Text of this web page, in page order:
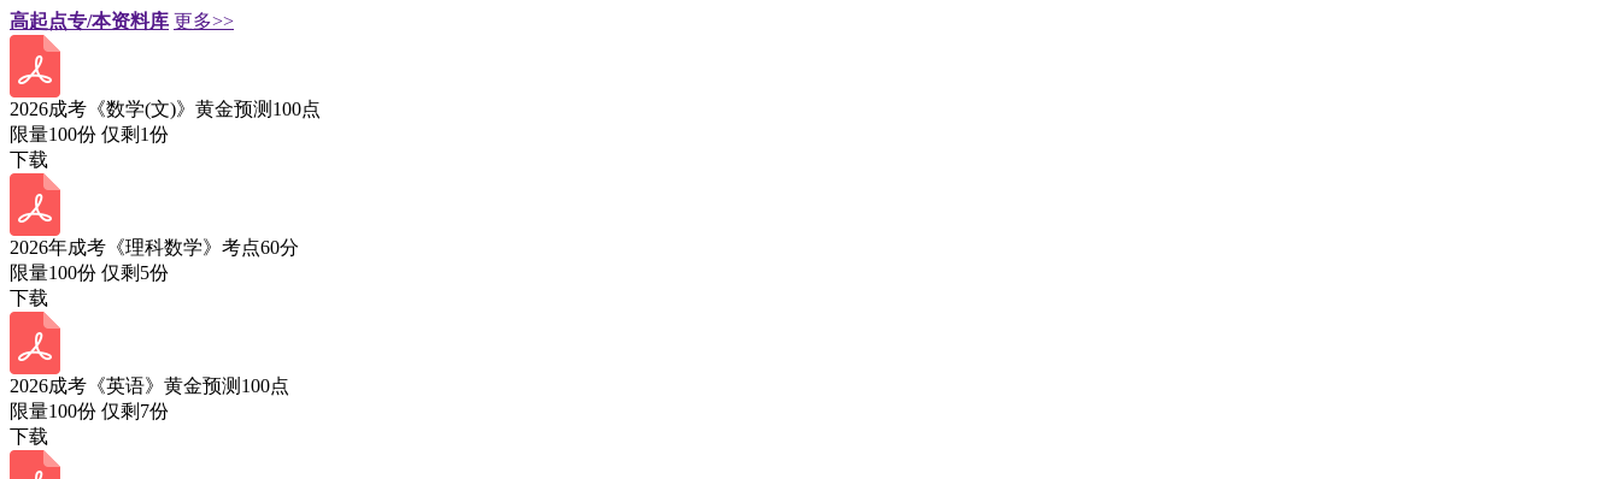
高起点专/本资料库 更多>>
2026成考《数学(文)》黄金预测100点
限量100份 仅剩 1份
下载
2026年成考《理科数学》考点60分
限量100份 仅剩 5份
下载
2026成考《英语》黄金预测100点
限量100份 仅剩 7份
下载